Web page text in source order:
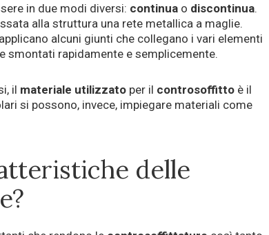
in due modi diversi: continua o discontinua.
alla struttura una rete metallica a maglie.
alcuni giunti che collegano i vari elementi
smontati rapidamente e semplicemente.
il materiale utilizzato per il controsoffitto è il
si possono, invece, impiegare materiali come
delle